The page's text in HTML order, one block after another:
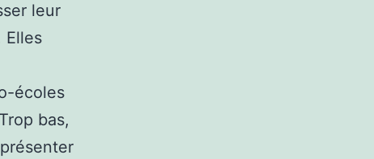
leur
Elles
écoles
bas,